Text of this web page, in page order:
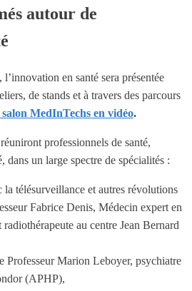
autour de
en santé sera présentée
de stands et à travers des parcours
MedInTechs en vidéo.
réuniront professionnels de santé,
dans un large spectre de spécialités :
la télésurveillance et autres révolutions
Fabrice Denis, Médecin expert en
au centre Jean Bernard
Professeur Marion Leboyer, psychiatre
(APHP),